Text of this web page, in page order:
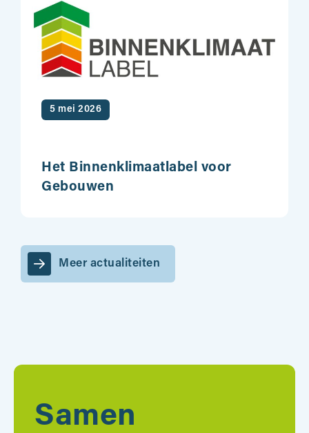
5 mei 2026
Het Binnenklimaatlabel voor
Gebouwen
Meer actualiteiten
Samen